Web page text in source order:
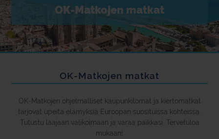
OK-Matkojen matkat
OK-Matkojen matkat
OK-Matkojen ohjelmalliset kaupunkilomat ja kiertomatkat
tarjovat upeita elämyksiä Euroopan suosituissa kohteissa.
Tutustu laajaan valikoimaan ja varaa paikkasi. Tervetuloa
mukaan!